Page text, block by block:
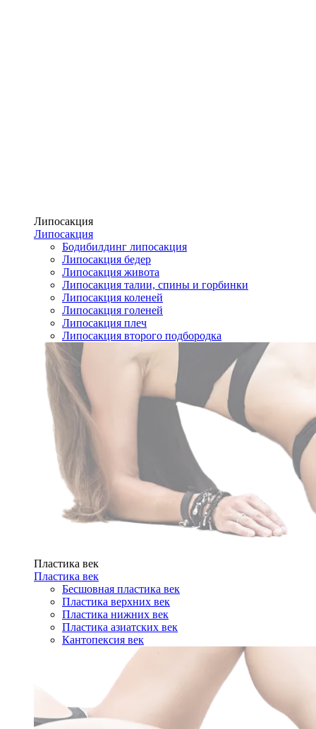
Липосакция
Липосакция
Бодибилдинг липосакция
Липосакция бедер
Липосакция живота
Липосакция талии, спины и горбинки
Липосакция коленей
Липосакция голеней
Липосакция плеч
Липосакция второго подбородка
Пластика век
Пластика век
Бесшовная пластика век
Пластика верхних век
Пластика нижних век
Пластика азиатских век
Кантопексия век